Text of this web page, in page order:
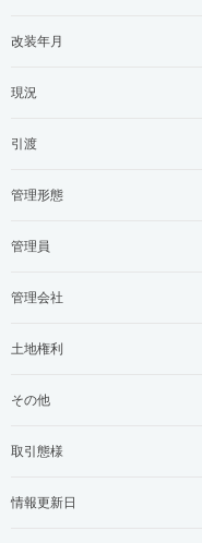
改装年月
現況
引渡
管理形態
管理員
管理会社
土地権利
その他
取引態様
情報更新日